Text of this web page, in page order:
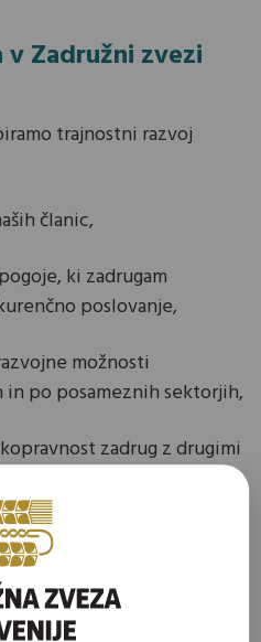
Zadružni zvezi
trajnostni razvoj
članic,
ki zadrugam
poslovanje,
možnosti
in po posameznih sektorjih,
zadrug z drugimi
in večjo prepoznavnost
vrednot v širši javnosti,
pravnih in finančnih
s področja